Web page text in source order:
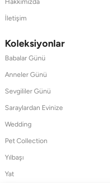
Hakkımızda
İletişim
Koleksiyonlar
Babalar Günü
Anneler Günü
Sevgililer Günü
Saraylardan Evinize
Wedding
Pet Collection
Yılbaşı
Yat